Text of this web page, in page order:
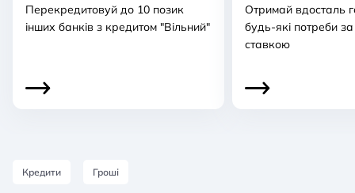
Перекредитовуй до 10 позик
інших банків з кредитом "Вільний"
Отримай вдосталь
будь-які потреби
ставкою
Кредити Гроші